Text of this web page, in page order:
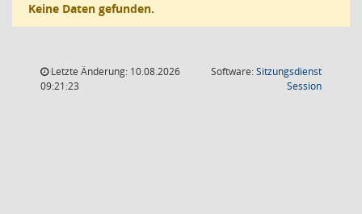
Keine Daten gefunden.
Letzte Änderung: 10.08.2026
09:21:23
Software:Sitzungsdienst
Session(Wird in